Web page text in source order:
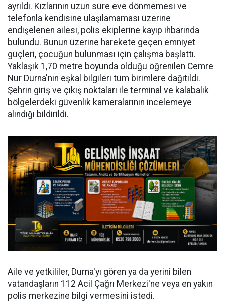
ayrıldı. Kızlarının uzun süre eve dönmemesi ve
telefonla kendisine ulaşılamaması üzerine
endişelenen ailesi, polis ekiplerine kayıp ihbarında
bulundu. Bunun üzerine harekete geçen emniyet
güçleri, çocuğun bulunması için çalışma başlattı.
Yaklaşık 1,70 metre boyunda olduğu öğrenilen Cemre
Nur Durna'nın eşkal bilgileri tüm birimlere dağıtıldı.
Şehrin giriş ve çıkış noktaları ile terminal ve kalabalık
bölgelerdeki güvenlik kameralarının incelemeye
alındığı bildirildi.
Aile ve yetkililer, Durna'yı gören ya da yerini bilen
vatandaşların 112 Acil Çağrı Merkezi'ne veya en yakın
polis merkezine bilgi vermesini istedi.